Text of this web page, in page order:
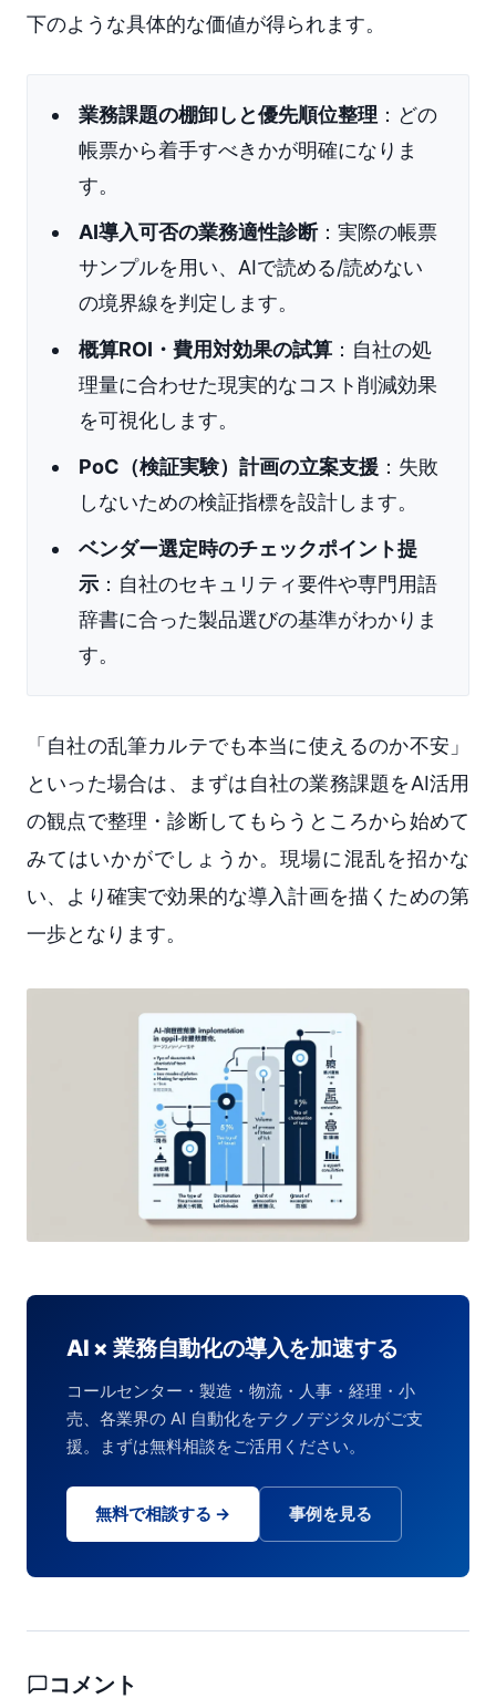
下のような具体的な価値が得られます。
業務課題の棚卸しと優先順位整理 ：どの
帳票から着手すべきかが明確になりま
す。
AI導入可否の業務適性診断：実際の帳票
サンプルを用い、AIで読める/読めない
の境界線を判定します。
概算ROI・費用対効果の試算 ：自社の処
理量に合わせた現実的なコスト削減効果
を可視化します。
PoC（検証実験）計画の立案支援 ：失敗
しないための検証指標を設計します。
ベンダー選定時のチェックポイント提
示 ：自社のセキュリティ要件や専門用語
辞書に合った製品選びの基準がわかりま
す。
「自社の乱筆カルテでも本当に使えるのか不安」
といった場合は、まずは自社の業務課題をAI活用
の観点で整理・診断してもらうところから始めて
みてはいかがでしょうか。現場に混乱を招かな
い、より確実で効果的な導入計画を描くための第
一歩となります。
AI × 業務自動化の導入を加速する
コールセンター・製造・物流・人事・経理・小
売、各業界の AI 自動化をテクノデジタルがご支
援。まずは無料相談をご活用ください。
無料で相談する → 事例を見る
コメント